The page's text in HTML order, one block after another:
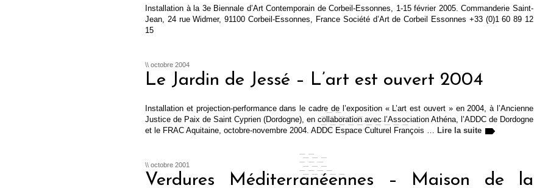
Installation à la 3e Biennale d’Art Contemporain de Corbeil-Essonnes, 1-15 février 2005. Commanderie Saint-
Jean, 24 rue Widmer, 91100 Corbeil-Essonnes, France Société d’Art de Corbeil Essonnes +33 (0)1 60 89 12
15
\\ octobre 2004
Le Jardin de Jessé – L’art est ouvert 2004
Installation et projection-performance dans le cadre de l’exposition « L’art est ouvert » en 2004, à l’Ancienne
Justice de Paix de Saint Cyprien (Dordogne), en collaboration avec l’Association Athéna, l’ADDC de Dordogne
et le FRAC Aquitaine, octobre-novembre 2004. ADDC Espace Culturel François … Lire la suite
\\ octobre 2001
Verdures Méditerranéennes – Maison de la